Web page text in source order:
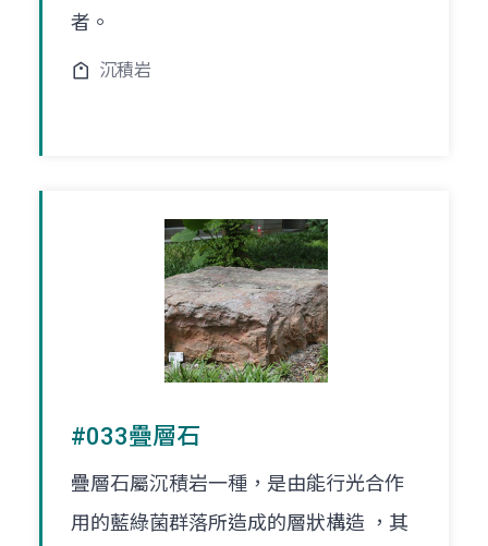
者。
沉積岩
#033疊層石
疊層石屬沉積岩一種，是由能行光合作
用的藍綠菌群落所造成的層狀構造 ，其